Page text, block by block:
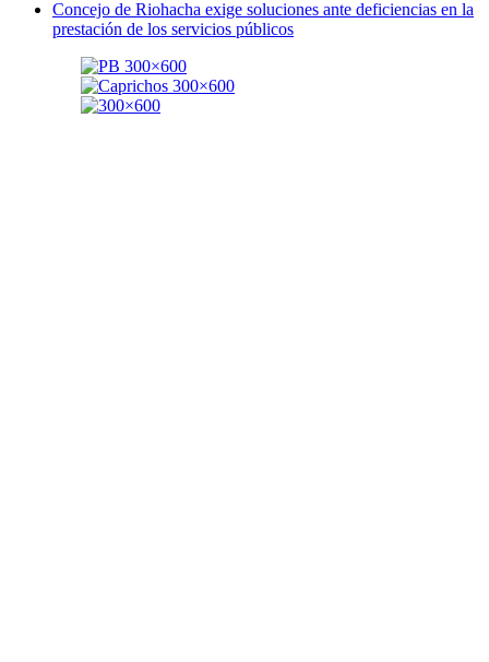
Concejo de Riohacha exige soluciones ante deficiencias en la
prestación de los servicios públicos